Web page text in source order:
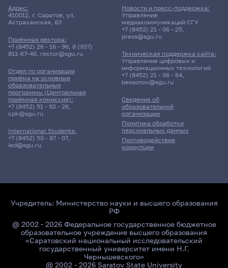
Адрес:
410012, г. Саратов, ул.
Астраханская, 83
Приёмная ректора:
+7 (8452) 26 - 16 - 96, 8 (937)
811-67-46, rector@sgu.ru
Отдел по организации
приёма на основные
образовательные
программы (Центральная
приёмная комиссия):
+7 (8452) 51 - 92 - 26,
cpk@sgu.ru
International Students:
+7 (8452) 50 - 87 - 07,
ied@sgu.ru
Сведения об
образовательной
организации
Политика обработки
персональных данных
Противодействие
коррупции
Новости и пресс-поддержка:
Управление
медиакоммуникаций СГУ
+7 (8452) 21 - 06 - 25,
press@sgu.ru
Техническая поддержка сайта:
Управление цифровых и
информационных технологий
+7 (8452) 21 - 06 - 64,
bessonov@sgu.ru
Учредитель: Министерство науки и высшего образования
РФ
@ 2002 - 2026 Федеральное государственное бюджетное
образовательное учреждение высшего образования
«Саратовский национальный исследовательский
государственный университет имени Н.Г.
Чернышевского»
@ 2002 - 2026 Saratov State University